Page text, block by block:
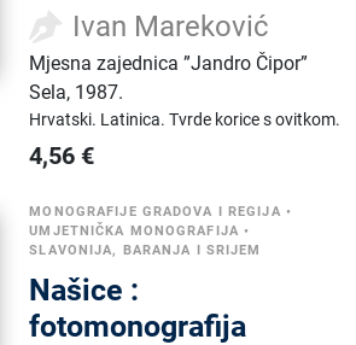
Ivan Mareković
Mjesna zajednica ”Jandro Čipor”
Sela, 1987.
Hrvatski. Latinica.Tvrde korice s ovitkom.
4,56 €
MONOGRAFIJE GRADOVA I REGIJA •
UMJETNIČKA MONOGRAFIJA •
SLAVONIJA, BARANJA I SRIJEM
Našice :
fotomonografija